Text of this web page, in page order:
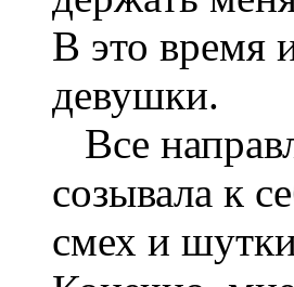
В это время
девушки.
Все
созывала к
смех и